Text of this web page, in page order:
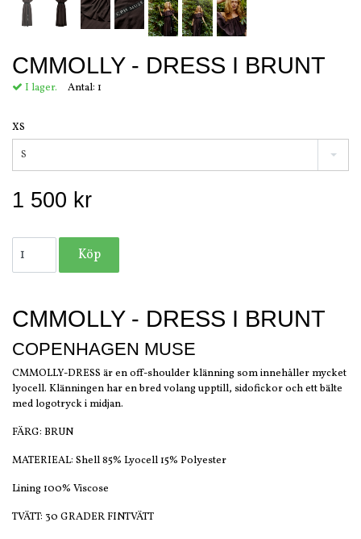
CMMOLLY - DRESS I BRUNT
I lager. Antal: 1
XS
S
1 500 kr
CMMOLLY - DRESS I BRUNT
COPENHAGEN MUSE
CMMOLLY-DRESS är en off-shoulder klänning som innehåller mycket
lyocell. Klänningen har en bred volang upptill, sidofickor och ett bälte
med logotryck i midjan.
FÄRG: BRUN
MATERIEAL: Shell 85% Lyocell 15% Polyester
Lining 100% Viscose
TVÄTT: 30 GRADER FINTVÄTT